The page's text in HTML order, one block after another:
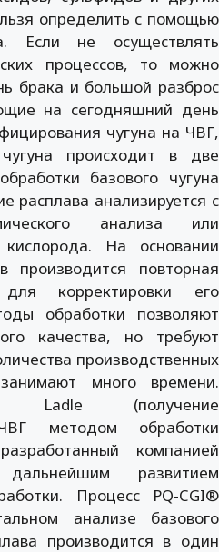
определить с помощью
Если не осуществлять
процессов, то можно
брака и большой разброс
на сегодняшний день
чугуна на ЧВГ,
происходит в две
базового чугуна
расплава анализируется с
анализа или
На основании
производится повторная
корректировки его
обработки позволяют
качества, но требуют
производственных
много времени.
Ladle (получение
ЧВГ методом обработки
компанией
развитием
Процесс PQ-CGI®
анализе базового
производится в один